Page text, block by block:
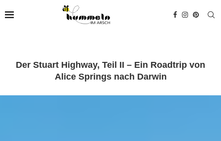
Der Stuart Highway, Teil II – Ein Roadtrip von
Alice Springs nach Darwin